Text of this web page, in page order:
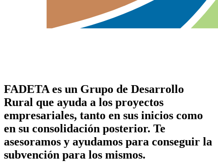
FADETA es un Grupo de Desarrollo
Rural que ayuda a los proyectos
empresariales, tanto en sus inicios como
en su consolidación posterior. Te
asesoramos y ayudamos para conseguir la
subvención para los mismos.